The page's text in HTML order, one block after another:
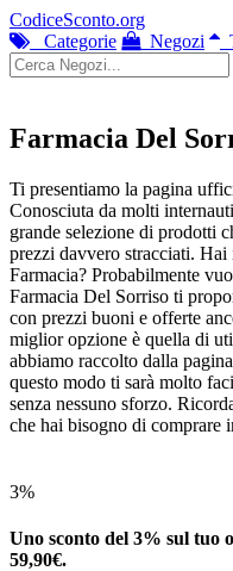
CodiceSconto.org
Categorie
Negozi
Farmacia Del
Ti presentiamo la pagina
Conosciuta da molti
grande selezione di prodotti
prezzi davvero stracciati.
Farmacia? Probabilmente
Farmacia Del Sorriso ti
con prezzi buoni e offerte
miglior opzione è quella di
abbiamo raccolto dalla
questo modo ti sarà molto
senza nessuno sforzo.
che hai bisogno di comprare
3%
Uno sconto del 3% sul tuo
59,90€.